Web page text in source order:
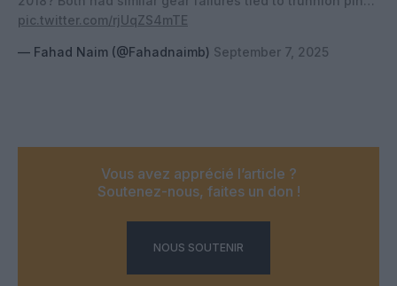
pic.twitter.com/rjUqZS4mTE
— Fahad Naim (@Fahadnaimb) September 7, 2025
Vous avez apprécié l’article ?
Soutenez-nous, faites un don !
NOUS SOUTENIR